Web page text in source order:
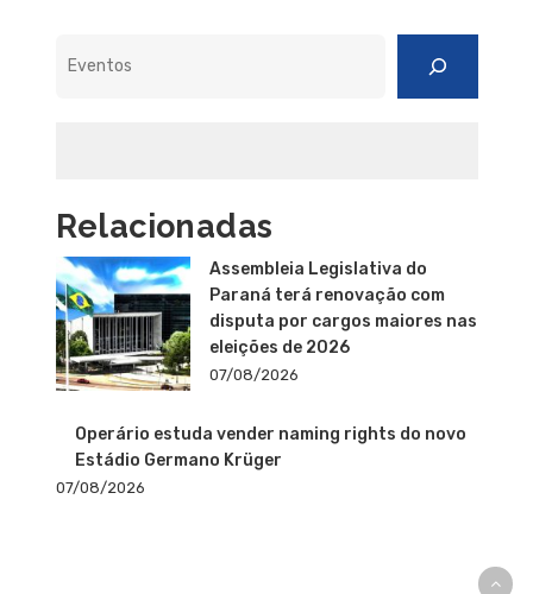
Relacionadas
Assembleia Legislativa do
Paraná terá renovação com
disputa por cargos maiores nas
eleições de 2026
07/08/2026
Operário estuda vender naming rights do novo
Estádio Germano Krüger
07/08/2026